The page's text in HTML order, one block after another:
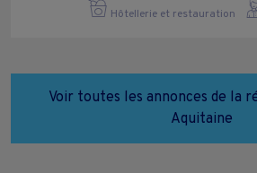
Hôtellerie et restauration
Voir toutes les annonces de la
Aquitaine